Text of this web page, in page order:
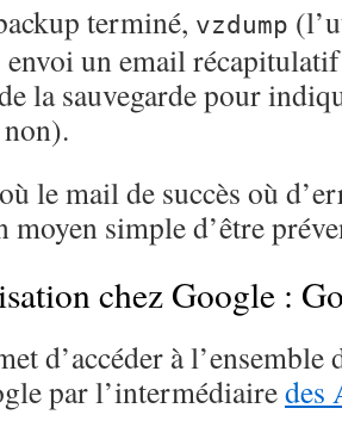
terminé, vzdump
envoi un email
la sauvegarde pour
le mail de succès où
moyen simple d’être
chez Google :
d’accéder à
par l’intermédiairedes